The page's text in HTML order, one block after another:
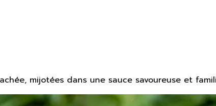
mijotées dans une sauce savoureuse et